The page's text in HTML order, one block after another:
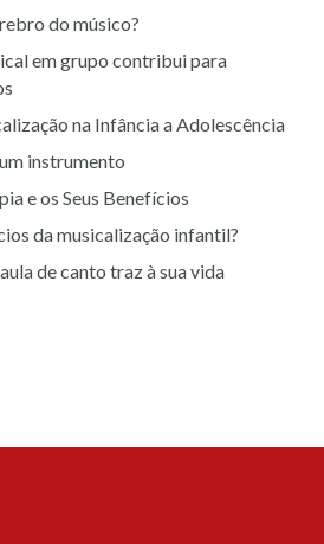
do músico?
em grupo contribui para
na Infância a Adolescência
instrumento
e os Seus Benefícios
da musicalização infantil?
de canto traz à sua vida